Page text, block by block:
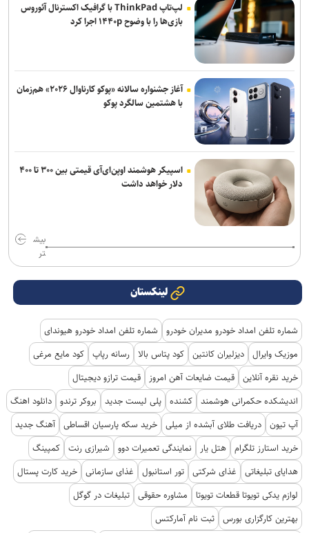
لپ‌تاپ ThinkPad با گرافیک اکسترنال آئوروس
بازی‌ها را با وضوح ۱۴۴۰p اجرا کرد
آغاز جشنواره سالانه «پوکو کارناوال ۲۰۲۶» هم‌زمان
با هشتمین سالگرد پوکو
اسپیکر هوشمند اوپن‌ای‌آی قیمتی بین ۳۰۰ تا ۴۰۰
دلار خواهد داشت
بیش
تر
لینکستان
شماره تلفن امداد خودرو مدیران خودرو
شماره تلفن امداد خودرو هیوندای
موزیک وایرال دیزلیران کانتین کود پتاس بالا رسانه رپاپ کود مایع مرغی
خرید نقره آنلاین قیمت ضایعات آهن امروز
قیمت ترازو دیجیتال
اندیشکده حکمرانی هوشمند کشنده پلی لیست جدید بروکر ترندو دانلود اهنگ
آپ تیون دریافت طلای آبشده از میلی خرید سکه پارسیان اقساطی آهنگ جدید
خرید استارز تلگرام هتل یار نمایندگی تعمیرات دوو شیرازی رنت کمپینگ
هدایای تبلیغاتی
غذای شرکتی تور استانبول غذای سازمانی خرید کارت پستال
لوازم یدکی تویوتا قطعات تویوتا
مشاوره حقوقی تبلیغات در گوگل
بهترین کارگزاری بورس ثبت نام آمارکتس